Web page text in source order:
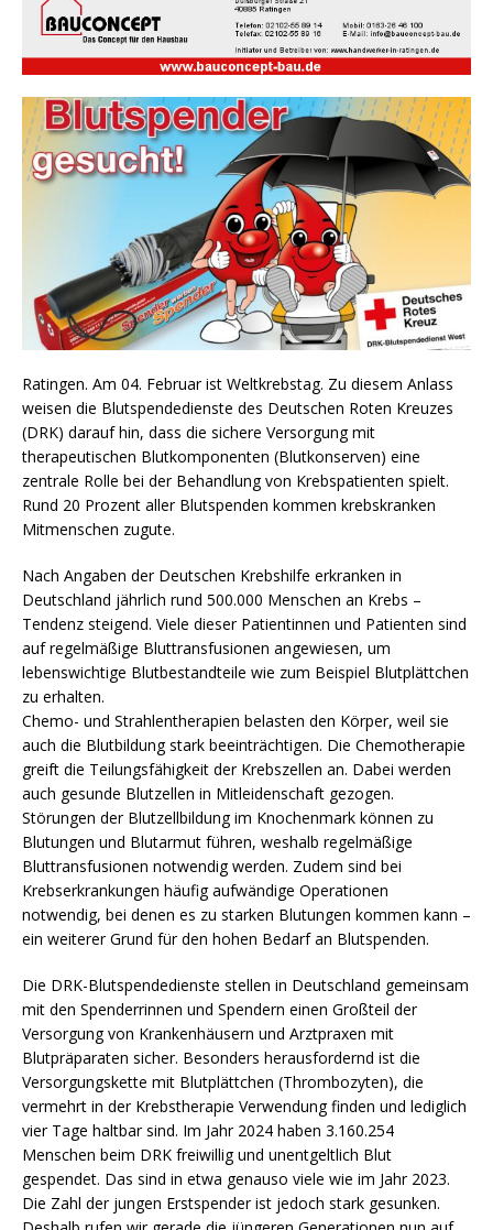
Ratingen. Am 04. Februar ist Weltkrebstag. Zu diesem Anlass
weisen die Blutspendedienste des Deutschen Roten Kreuzes
(DRK) darauf hin, dass die sichere Versorgung mit
therapeutischen Blutkomponenten (Blutkonserven) eine
zentrale Rolle bei der Behandlung von Krebspatienten spielt.
Rund 20 Prozent aller Blutspenden kommen krebskranken
Mitmenschen zugute.
Nach Angaben der Deutschen Krebshilfe erkranken in
Deutschland jährlich rund 500.000 Menschen an Krebs –
Tendenz steigend. Viele dieser Patientinnen und Patienten sind
auf regelmäßige Bluttransfusionen angewiesen, um
lebenswichtige Blutbestandteile wie zum Beispiel Blutplättchen
zu erhalten.
Chemo- und Strahlentherapien belasten den Körper, weil sie
auch die Blutbildung stark beeinträchtigen. Die Chemotherapie
greift die Teilungsfähigkeit der Krebszellen an. Dabei werden
auch gesunde Blutzellen in Mitleidenschaft gezogen.
Störungen der Blutzellbildung im Knochenmark können zu
Blutungen und Blutarmut führen, weshalb regelmäßige
Bluttransfusionen notwendig werden. Zudem sind bei
Krebserkrankungen häufig aufwändige Operationen
notwendig, bei denen es zu starken Blutungen kommen kann –
ein weiterer Grund für den hohen Bedarf an Blutspenden.
Die DRK-Blutspendedienste stellen in Deutschland gemeinsam
mit den Spenderrinnen und Spendern einen Großteil der
Versorgung von Krankenhäusern und Arztpraxen mit
Blutpräparaten sicher. Besonders herausfordernd ist die
Versorgungskette mit Blutplättchen (Thrombozyten), die
vermehrt in der Krebstherapie Verwendung finden und lediglich
vier Tage haltbar sind. Im Jahr 2024 haben 3.160.254
Menschen beim DRK freiwillig und unentgeltlich Blut
gespendet. Das sind in etwa genauso viele wie im Jahr 2023.
Die Zahl der jungen Erstspender ist jedoch stark gesunken.